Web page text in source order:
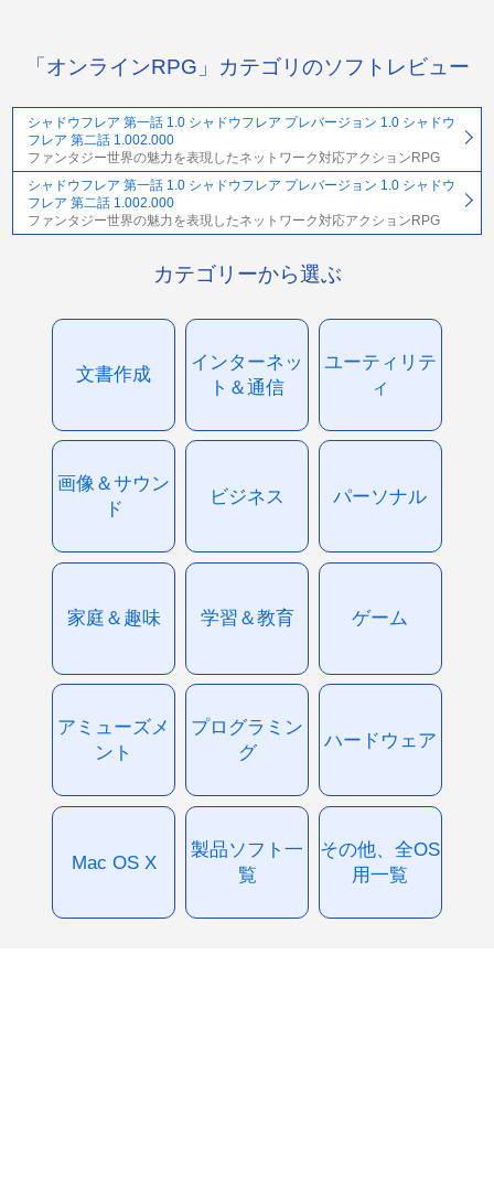
「オンラインRPG」カテゴリのソフトレビュー
シャドウフレア 第一話 1.0 シャドウフレア プレバージョン 1.0 シャドウ
フレア 第二話 1.002.000
ファンタジー世界の魅力を表現したネットワーク対応アクションRPG
シャドウフレア 第一話 1.0 シャドウフレア プレバージョン 1.0 シャドウ
フレア 第二話 1.002.000
ファンタジー世界の魅力を表現したネットワーク対応アクションRPG
カテゴリーから選ぶ
文書作成
インターネッ
ト＆通信
ユーティリテ
ィ
画像＆サウン
ド
ビジネス パーソナル
家庭＆趣味 学習＆教育 ゲーム
アミューズメ
ント
プログラミン
グ
ハードウェア
Mac OS X
製品ソフト一
覧
その他、全OS
用一覧